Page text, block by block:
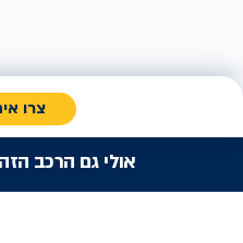
צרו
אולי גם הרכב